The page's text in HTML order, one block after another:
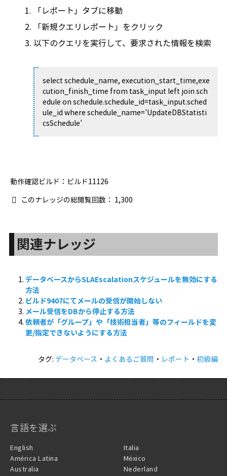
「レポート」タブに移動
「新規クエリレポート」をクリック
以下のクエリを実行して、要求された情報を検索
select schedule_name, execution_start_time,exe
cution_finish_time from task_input left join sch
edule on schedule.schedule_id=task_input.sched
ule_id where schedule_name='UpdateDBStatisti
csSchedule'
動作確認ビルド：ビルド11126
このナレッジの総閲覧回数： 1,300
関連ナレッジ
データベースからSLAEscalationスケジュールを無効にする
方法
ビルド9407にてメールの受信が開始しない
メール受信をDBから停止する方法
依頼者が「グループ」や「技術担当者」等のフィールドを変
更/指定できないようにする方法
タグ: データベース ・ よくあるご質問 ・ レポート ・初級編
言語を選ぶ
English
América Latina
Australia
Italia
México
Nederland